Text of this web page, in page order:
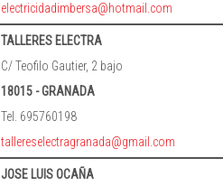
electricidadimbersa@hotmail.com
TALLERES ELECTRA
C/ Teofilo Gautier, 2 bajo
18015 - GRANADA
Tel. 695760198
tallereselectragranada@gmail.com
JOSE LUIS OCAÑA